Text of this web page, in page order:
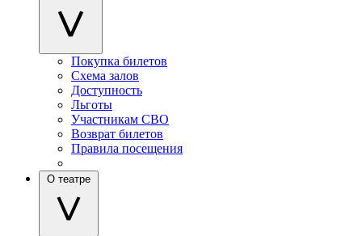
Покупка билетов
Схема залов
Доступность
Льготы
Участникам СВО
Возврат билетов
Правила посещения
О театре